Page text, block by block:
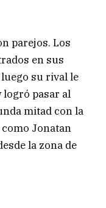
parejos. Los
en sus
su rival le
logró pasar al
mitad con la
Jonatan
la zona de